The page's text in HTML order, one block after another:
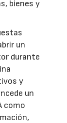
bienes y
un
durante
y
un
como